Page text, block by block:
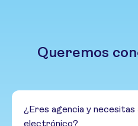
Queremos
¿Eres agencia y
electrónico?